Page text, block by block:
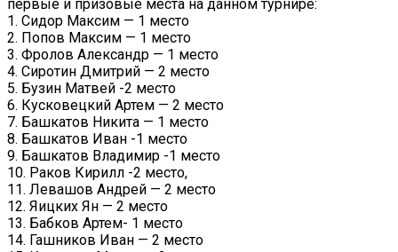
первые и призовые места на данном турнире:
1. Сидор Максим — 1 место
2. Попов Максим — 1 место
3. Фролов Александр — 1 место
4. Сиротин Дмитрий — 2 место
5. Бузин Матвей -2 место
6. Кусковецкий Артем — 2 место
7. Башкатов Никита — 1 место
8. Башкатов Иван -1 место
9. Башкатов Владимир -1 место
10. Раков Кирилл -2 место,
11. Левашов Андрей — 2 место
12. Яицких Ян — 2 место
13. Бабков Артем- 1 место
14. Гашников Иван — 2 место